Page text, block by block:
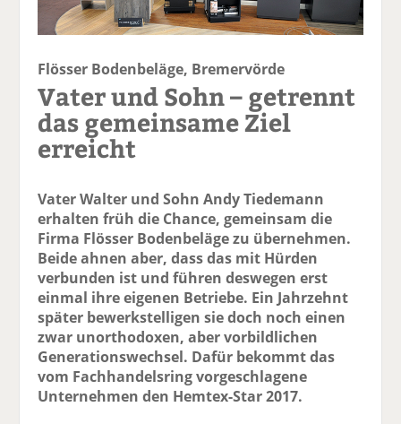
Flösser Bodenbeläge, Bremervörde
Vater und Sohn – getrennt
das gemeinsame Ziel
erreicht
Vater Walter und Sohn Andy Tiedemann
erhalten früh die Chance, gemeinsam die
Firma Flösser Bodenbeläge zu übernehmen.
Beide ahnen aber, dass das mit Hürden
verbunden ist und führen deswegen erst
einmal ihre eigenen Betriebe. Ein Jahrzehnt
später bewerkstelligen sie doch noch einen
zwar unorthodoxen, aber vorbildlichen
Generationswechsel. Dafür bekommt das
vom Fachhandelsring vorgeschlagene
Unternehmen den Hemtex-Star 2017.